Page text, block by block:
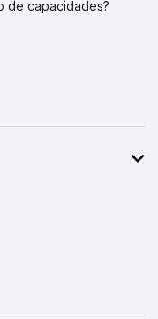
de capacidades?